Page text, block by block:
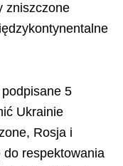
zniszczone
5
Ukrainie
Rosja i
do respektowania